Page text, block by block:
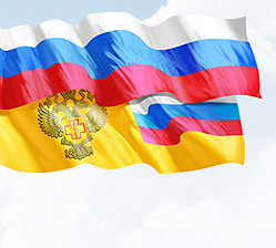
Перейти к основному содержанию